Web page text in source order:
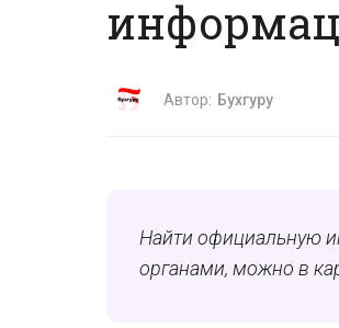
Автор: Бухгуру
Найти официальную
органами, можно в